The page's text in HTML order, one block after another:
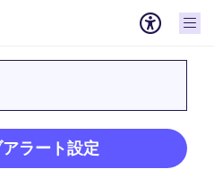
ラート設定